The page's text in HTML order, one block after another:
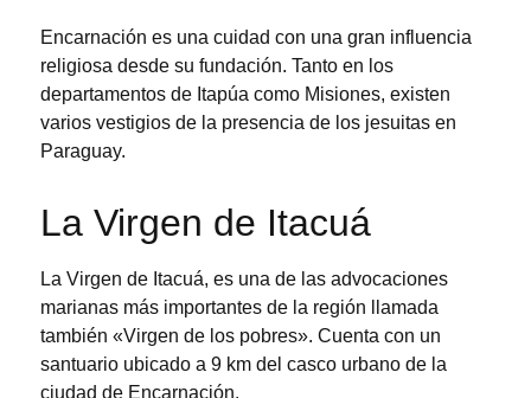
Encarnación es una cuidad con una gran influencia
religiosa desde su fundación. Tanto en los
departamentos de Itapúa como Misiones, existen
varios vestigios de la presencia de los jesuitas en
Paraguay.
La Virgen de Itacuá
La Virgen de Itacuá, es una de las advocaciones
marianas más importantes de la región llamada
también «Virgen de los pobres». Cuenta con un
santuario ubicado a 9 km del casco urbano de la
ciudad de Encarnación.